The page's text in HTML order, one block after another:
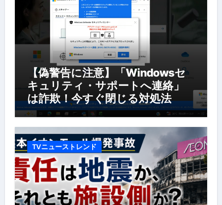
【偽警告に注意】「Windowsセ
キュリティ・サポートへ連絡」
は詐欺！今すぐ閉じる対処法
TVニューストレンド